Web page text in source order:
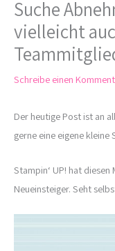
Suche
vielleicht
Schreibe einen
Der heutige Post ist an
gerne eine eigene
Stampin‘ UP! hat
Neueinsteiger. Seht